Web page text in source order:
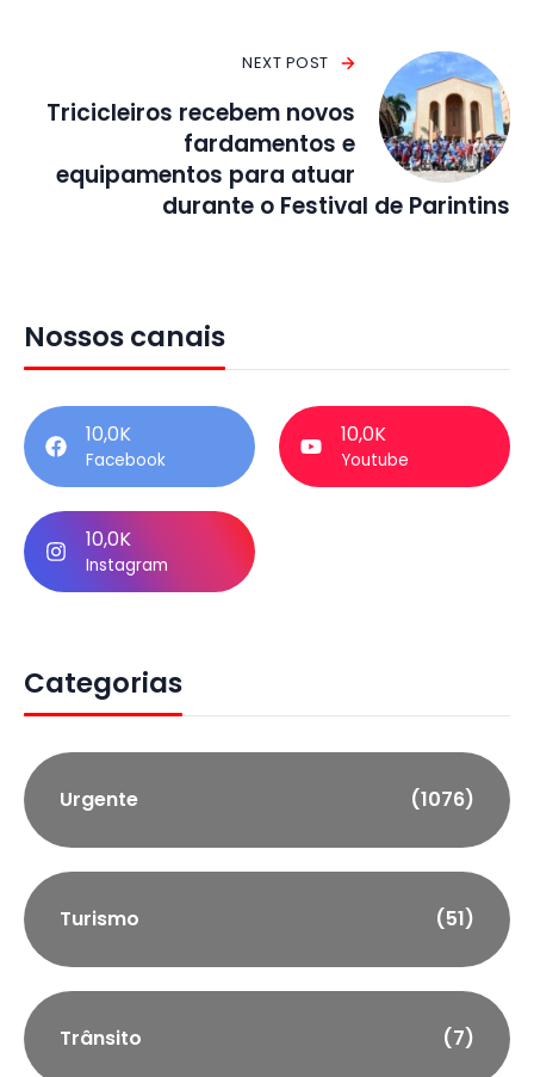
NEXT POST
Tricicleiros recebem novos
fardamentos e
equipamentos para atuar
durante o Festival de Parintins
Nossos canais
10,0K
Facebook
10,0K
Youtube
10,0K
Instagram
Categorias
Urgente (1076)
Turismo (51)
Trânsito (7)